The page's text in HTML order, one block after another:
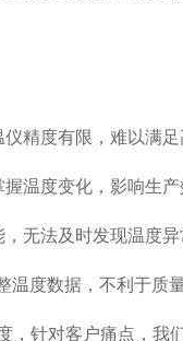
精度有限，难以满
温度变化，影响生产
无法及时发现温度异
度数据，不利于质
针对客户痛点，我